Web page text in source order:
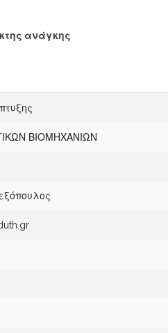
ανάγκης
ΒΙΟΜΗΧΑΝΙΩΝ